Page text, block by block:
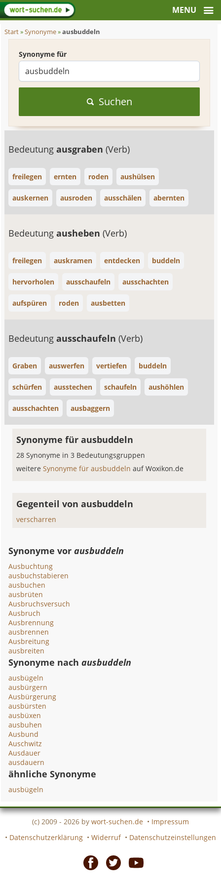
Start»Synonyme»ausbuddeln
Synonyme für
Suchen
Bedeutungausgraben(Verb)
freilegen ernten roden aushülsen
auskernen ausroden ausschälen abernten
Bedeutungausheben(Verb)
freilegen auskramen entdecken buddeln
hervorholen ausschaufeln ausschachten
aufspüren roden ausbetten
Bedeutungausschaufeln(Verb)
Graben auswerfen vertiefen buddeln
schürfen ausstechen schaufeln aushöhlen
ausschachten ausbaggern
Synonyme für ausbuddeln
28 Synonyme in 3 Bedeutungsgruppen
weitereSynonyme für ausbuddelnauf Woxikon.de
Gegenteil von ausbuddeln
verscharren
Synonyme vorausbuddeln
Ausbuchtung
ausbuchstabieren
ausbuchen
ausbrüten
Ausbruchsversuch
Ausbruch
Ausbrennung
ausbrennen
Ausbreitung
ausbreiten
Synonyme nachausbuddeln
ausbügeln
ausbürgern
Ausbürgerung
ausbürsten
ausbüxen
ausbuhen
Ausbund
Auschwitz
Ausdauer
ausdauern
ähnliche Synonyme
ausbügeln
(c) 2009 - 2026 by wort-suchen.de • Impressum
• Datenschutzerklärung • Widerruf • Datenschutzeinstellungen